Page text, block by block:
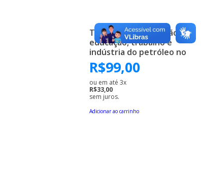
Tempos de destruição:
educação, trabalho e
indústria do petróleo no
Brasil
R$99,00
ou em até 3x
R$33,00
sem juros.
Adicionar ao carrinho